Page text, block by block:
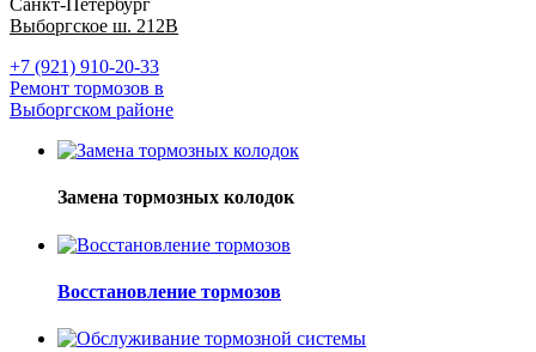
Санкт-Петербург
Выборгское ш. 212В
+7 (921) 910-20-33
Ремонт тормозов в
Выборгском районе
Замена тормозных колодок
Восстановление тормозов